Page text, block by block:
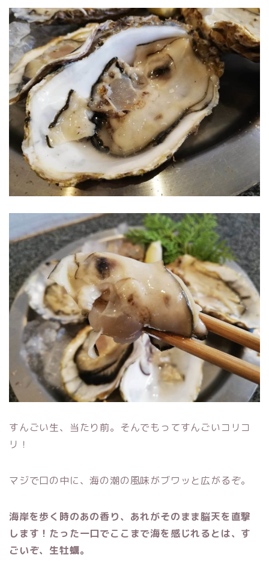
すんごい生、当たり前。そんでもってすんごいコリコ
リ！
マジで口の中に、海の潮の風味がブワッと広がるぞ。
海岸を歩く時のあの香り、あれがそのまま脳天を直撃
します！たった一口でここまで海を感じれるとは、す
ごいぞ、生牡蠣。